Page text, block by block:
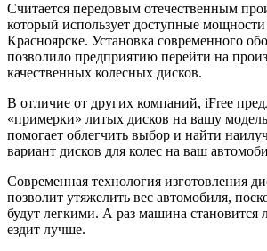
Считается передовым отечественным
который использует доступные мощности
Красноярске. Установка современного
позволило предприятию перейти на
качественных колесных дисков.
В отличие от других компаний, iFree
«примерки» литых дисков на вашу
помогает облегчить выбор и найти
вариант дисков для колес на ваш
Современная технология изготовления
позволит утяжелить вес автомобиля,
будут легкими. А раз машина становится
ездит лучше.